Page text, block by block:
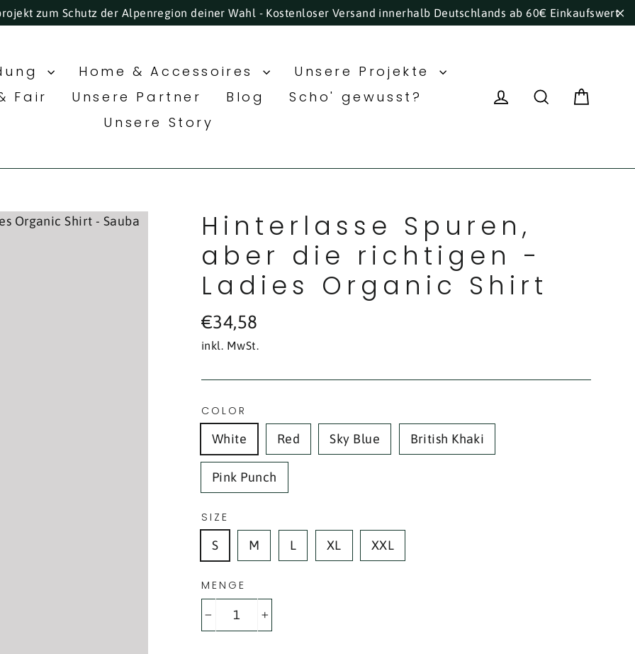
zum Schutz der Alpenregion deiner Wahl - Kostenloser Versand innerhalb Deutschlands ab 60€ Einkaufswert
Home & Accessoires
Unsere Projekte
Fair
Unsere Partner Blog
Scho' gewusst?
Unsere Story
Einloggen
Suche
Hinterlasse Spuren,
aber die richtigen -
Ladies Organic Shirt
Normaler
Preis
€34,58
inkl. MwSt.
COLOR
White Red Sky Blue British Khaki
Pink Punch
SIZE
S M L XL XXL
MENGE